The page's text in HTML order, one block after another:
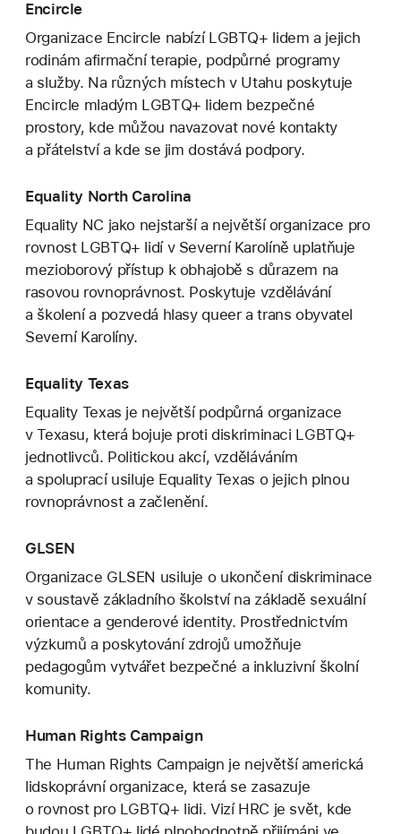
Encircle
Organizace Encircle nabízí LGBTQ+ lidem a jejich
rodinám afirmační terapie, podpůrné programy
a služby. Na různých místech v Utahu poskytuje
Encircle mladým LGBTQ+ lidem bezpečné
prostory, kde můžou navazovat nové kontakty
a přátelství a kde se jim dostává podpory.
Equality North Carolina
Equality NC jako nejstarší a největší organizace pro
rovnost LGBTQ+ lidí v Severní Karolíně uplatňuje
mezioborový přístup k obhajobě s důrazem na
rasovou rovnoprávnost. Poskytuje vzdělávání
a školení a pozvedá hlasy queer a trans obyvatel
Severní Karolíny.
Equality Texas
Equality Texas je největší podpůrná organizace
v Texasu, která bojuje proti diskriminaci LGBTQ+
jednotlivců. Politickou akcí, vzděláváním
a spoluprací usiluje Equality Texas o jejich plnou
rovnoprávnost a začlenění.
GLSEN
Organizace GLSEN usiluje o ukončení diskriminace
v soustavě základního školství na základě sexuální
orientace a genderové identity. Prostřednictvím
výzkumů a poskytování zdrojů umožňuje
pedagogům vytvářet bezpečné a inkluzivní školní
komunity.
Human Rights Campaign
The Human Rights Campaign je největší americká
lidskoprávní organizace, která se zasazuje
o rovnost pro LGBTQ+ lidi. Vizí HRC je svět, kde